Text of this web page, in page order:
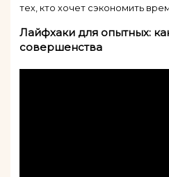
тех, кто хочет сэкономить
Лайфхаки для опытных:
совершенства